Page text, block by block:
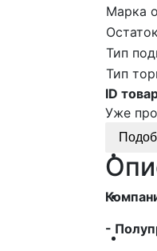
Марка
Тип
Тип
ID
Уже
-